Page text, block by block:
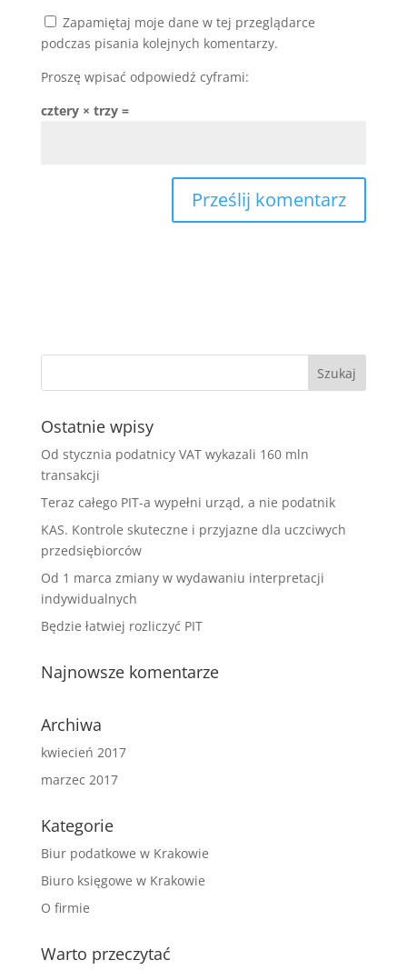
Zapamiętaj moje dane w tej przeglądarce
podczas pisania kolejnych komentarzy.
Proszę wpisać odpowiedź cyframi:
cztery × trzy =
Ostatnie wpisy
Od stycznia podatnicy VAT wykazali 160 mln
transakcji
Teraz całego PIT-a wypełni urząd, a nie podatnik
KAS. Kontrole skuteczne i przyjazne dla uczciwych
przedsiębiorców
Od 1 marca zmiany w wydawaniu interpretacji
indywidualnych
Będzie łatwiej rozliczyć PIT
Najnowsze komentarze
Archiwa
kwiecień 2017
marzec 2017
Kategorie
Biur podatkowe w Krakowie
Biuro księgowe w Krakowie
O firmie
Warto przeczytać